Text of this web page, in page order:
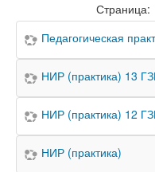
Страница:
Педагогическая
НИР (практика) 13
НИР (практика) 12
НИР (практика)